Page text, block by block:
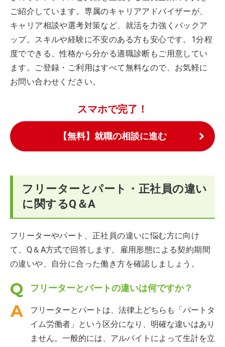
ご紹介しています。専属のキャリアアドバイザーが、
キャリア相談や選考対策など、就活を力強くバックア
ップ。スキルや経験に不安のある方も安心です。1分程
度でできる、性格から分かる適職診断もご用意してい
ます。ご登録・ご利用はすべて無料なので、お気軽に
お問い合わせください。
スマホで完了！
【無料】就職の相談に進む
フリーターとパート・正社員の違い
に関するQ＆A
フリーターやパート、正社員の違いに悩む方に向け
て、Q＆A方式で回答します。雇用形態による契約期間
の違いや、自分に合った働き方を確認しましょう。
フリーターとパートの違いは何ですか？
フリーターとパートは、法律上どちらも「パートタ
イム労働者」という区分になり、明確な違いはあり
ません。一般的には、アルバイトによって生計を立